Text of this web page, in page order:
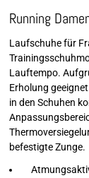
Running
Laufschuhe für
Lauftempo.
Erholung
in den Schuhen
befestigte Zunge.